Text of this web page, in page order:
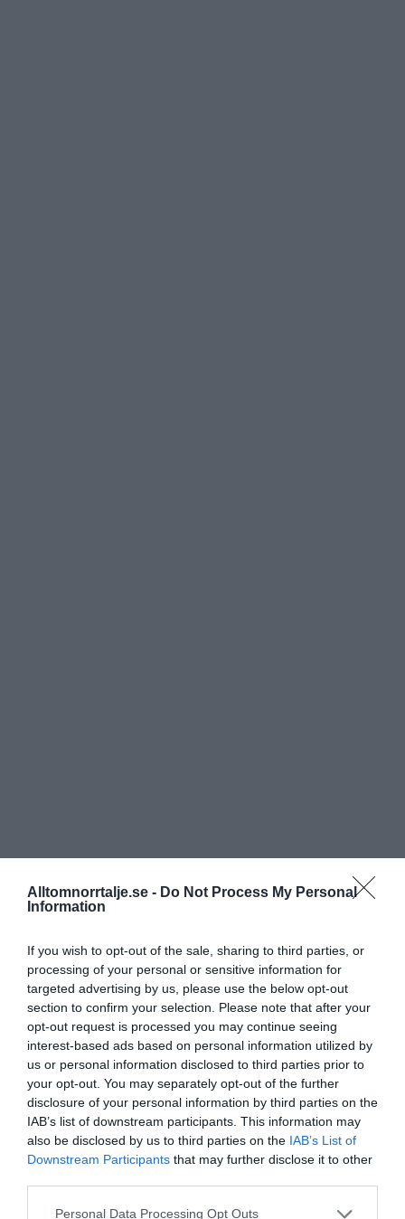
Alltomnorrtalje.se - Do Not Process My Personal
Information
If you wish to opt-out of the sale, sharing to third parties, or
processing of your personal or sensitive information for
targeted advertising by us, please use the below opt-out
section to confirm your selection. Please note that after your
opt-out request is processed you may continue seeing
interest-based ads based on personal information utilized by
us or personal information disclosed to third parties prior to
your opt-out. You may separately opt-out of the further
disclosure of your personal information by third parties on the
IAB’s list of downstream participants. This information may
also be disclosed by us to third parties on the IAB’s List of
Downstream Participants that may further disclose it to other
Personal Data Processing Opt Outs